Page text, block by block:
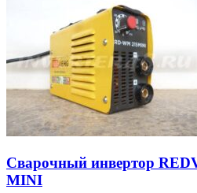
Сварочный инвертор
MINI